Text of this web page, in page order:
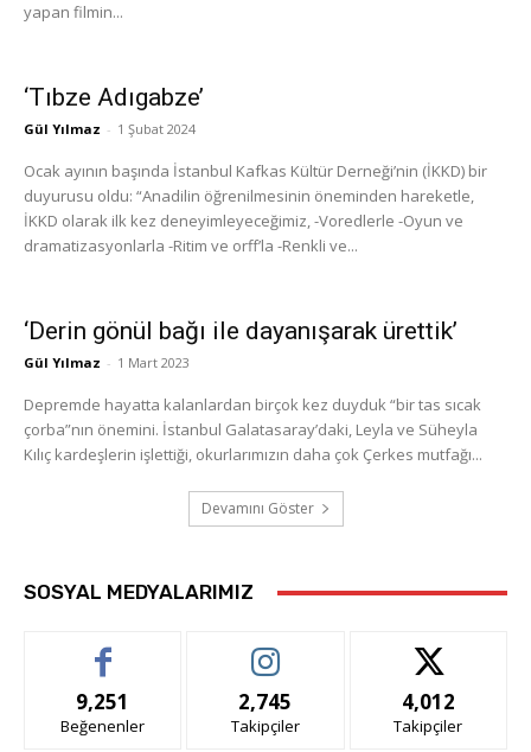
yapan filmin...
‘Tıbze Adıgabze’
Gül Yılmaz - 1 Şubat 2024
Ocak ayının başında İstanbul Kafkas Kültür Derneği’nin (İKKD) bir
duyurusu oldu: “Anadilin öğrenilmesinin öneminden hareketle,
İKKD olarak ilk kez deneyimleyeceğimiz, -Voredlerle -Oyun ve
dramatizasyonlarla -Ritim ve orff’la -Renkli ve...
‘Derin gönül bağı ile dayanışarak ürettik’
Gül Yılmaz - 1 Mart 2023
Depremde hayatta kalanlardan birçok kez duyduk “bir tas sıcak
çorba”nın önemini. İstanbul Galatasaray’daki, Leyla ve Süheyla
Kılıç kardeşlerin işlettiği, okurlarımızın daha çok Çerkes mutfağı...
Devamını Göster
SOSYAL MEDYALARIMIZ
9,251
Beğenenler
2,745
Takipçiler
4,012
Takipçiler